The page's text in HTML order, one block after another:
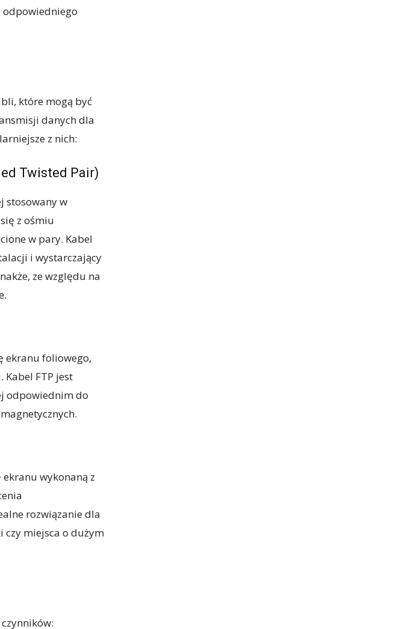
odpowiedniego
które mogą być
danych dla
z nich:
Twisted Pair)
stosowany w
z ośmiu
w pary. Kabel
i wystarczający
ze względu na
ekranu foliowego,
FTP jest
odpowiednim do
wykonaną z
rozwiązanie dla
czy miejsca o dużym